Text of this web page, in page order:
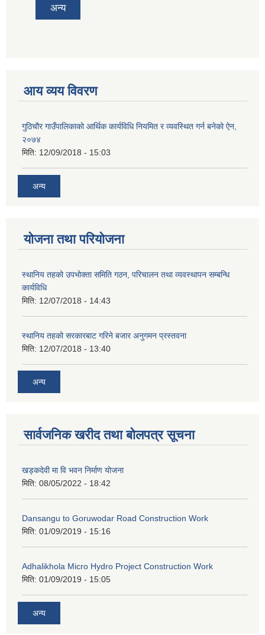
अन्य
आय व्यय विवरण
गुठिचौर गाउँपालिकाको आर्थिक कार्यविधि नियमित र व्यवस्थित गर्न बनेको ऐन,
२०७४
मिति: 12/09/2018 - 15:03
अन्य
योजना तथा परियोजना
स्थानिय तहको उपभोक्ता समिति गठन, परिचालन तथा व्यवस्थापन सम्बन्धि
कार्यविधि
मिति: 12/07/2018 - 14:43
स्थानिय तहको सरकारबाट गरिने बजार अनुगमन प्रस्तवना
मिति: 12/07/2018 - 13:40
अन्य
सार्वजनिक खरीद तथा बोलपत्र सूचना
खड्कदेवी मा वि भवन निर्माण योजना
मिति: 08/05/2022 - 18:42
Dansangu to Goruwodar Road Construction Work
मिति: 01/09/2019 - 15:16
Adhalikhola Micro Hydro Project Construction Work
मिति: 01/09/2019 - 15:05
अन्य